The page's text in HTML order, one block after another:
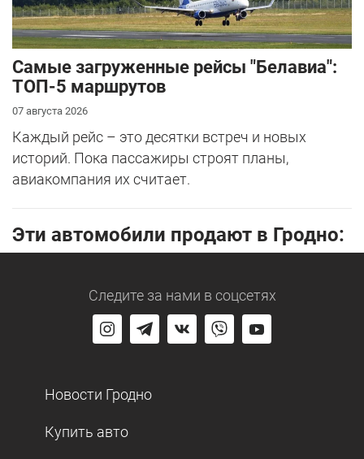
Самые загруженные рейсы "Белавиа":
ТОП-5 маршрутов
07 августа 2026
Каждый рейс – это десятки встреч и новых
историй. Пока пассажиры строят планы,
авиакомпания их считает.
Эти автомобили продают в Гродно:
Следите за нами в соцсетях
Новости Гродно
Купить авто